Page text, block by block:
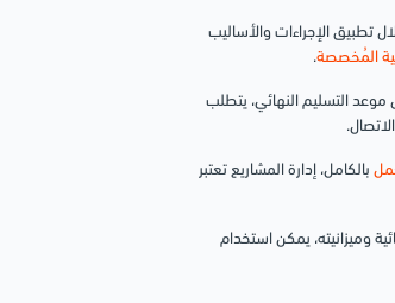
تطبيق الإجراءات والأساليب
المُخصصة.
موعد التسليم النهائي، يتطلب
بالكامل، إدارة المشاريع تعتبر
وميزانيته، يمكن استخدام